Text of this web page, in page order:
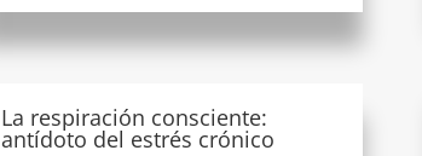
La respiración consciente:
antídoto del estrés crónico